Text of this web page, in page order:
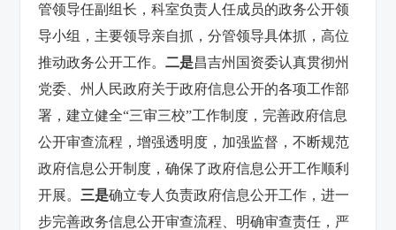
管领导任副组长，科室负责人任成员的政务公开领
导小组，主要领导亲自抓，分管领导具体抓，高位
推动政务公开工作。二是昌吉州国资委认真贯彻州
党委、州人民政府关于政府信息公开的各项工作部
署，建立健全“三审三校”工作制度，完善政府信息
公开审查流程，增强透明度，加强监督，不断规范
政府信息公开制度，确保了政府信息公开工作顺利
开展。 三是确立专人负责政府信息公开工作，进一
步完善政务信息公开审查流程、明确审查责任，严